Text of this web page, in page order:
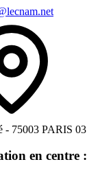
- 75003 PARIS 03
en centre :